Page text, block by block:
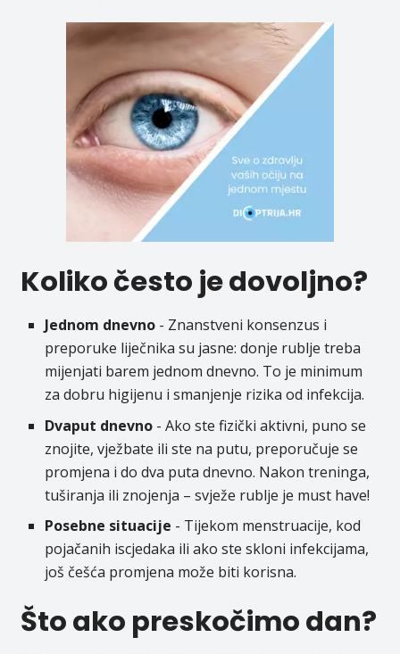
Koliko često je dovoljno?
Jednom dnevno- Znanstveni konsenzus i
preporuke liječnika su jasne: donje rublje treba
mijenjati barem jednom dnevno. To je minimum
za dobru higijenu i smanjenje rizika od infekcija.
Dvaput dnevno - Ako ste fizički aktivni, puno se
znojite, vježbate ili ste na putu, preporučuje se
promjena i do dva puta dnevno. Nakon treninga,
tuširanja ili znojenja – svježe rublje je must have!
Posebne situacije - Tijekom menstruacije, kod
pojačanih iscjedaka ili ako ste skloni infekcijama,
još češća promjena može biti korisna.
Što ako preskočimo dan?